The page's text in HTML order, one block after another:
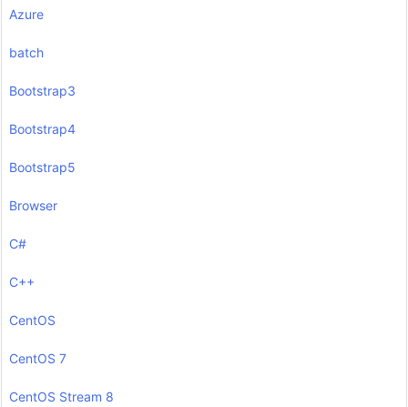
Azure
batch
Bootstrap3
Bootstrap4
Bootstrap5
Browser
C#
C++
CentOS
CentOS 7
CentOS Stream 8